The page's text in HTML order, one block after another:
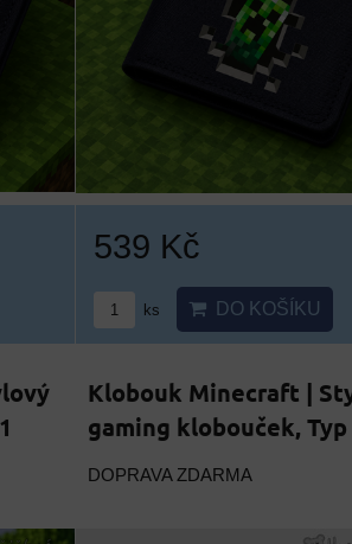
539 Kč
ks DO KOŠÍKU
Klobouk Minecraft |
gaming klobouček, Typ
DOPRAVA ZDARMA